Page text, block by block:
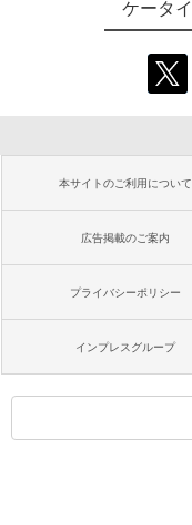
ケータ
本サイトのご利用について
広告掲載のご案内
プライバシーポリシー
インプレスグループ